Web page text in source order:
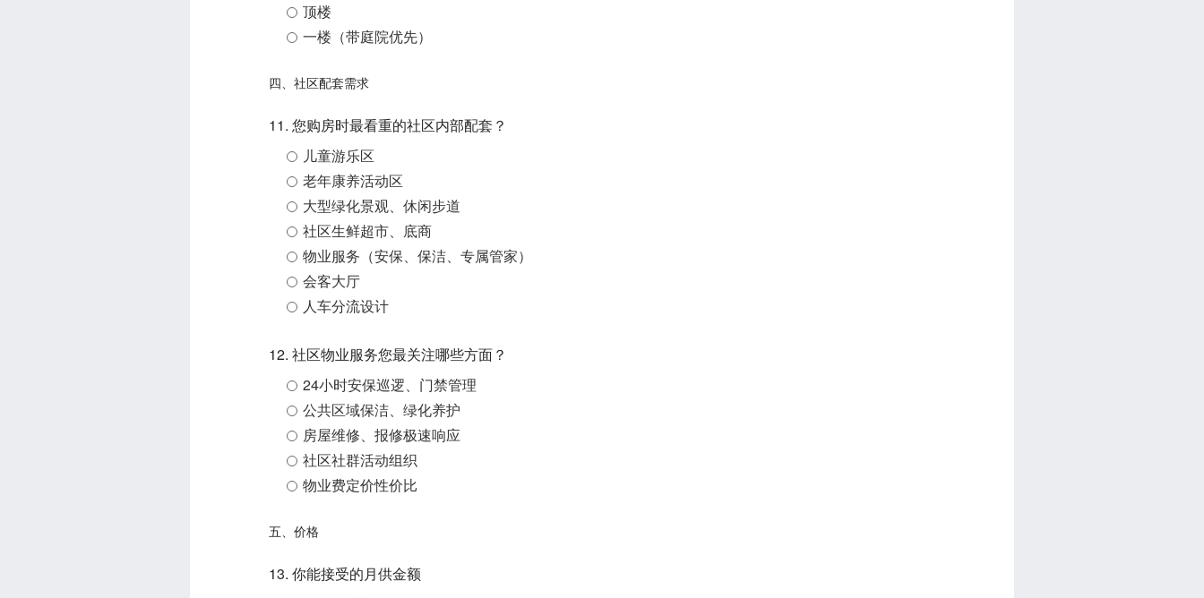
顶楼
一楼（带庭院优先）
四、社区配套需求
11. 您购房时最看重的社区内部配套？
儿童游乐区
老年康养活动区
大型绿化景观、休闲步道
社区生鲜超市、底商
物业服务（安保、保洁、专属管家）
会客大厅
人车分流设计
12. 社区物业服务您最关注哪些方面？
24小时安保巡逻、门禁管理
公共区域保洁、绿化养护
房屋维修、报修极速响应
社区社群活动组织
物业费定价性价比
五、价格
13. 你能接受的月供金额